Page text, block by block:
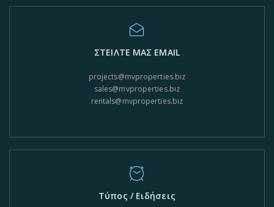
ΣΤΕΙΛΤΕ ΜΑΣ EMAIL
projects@mvproperties.biz
sales@mvproperties.biz
rentals@mvproperties.biz
Τύπος / Ειδήσεις